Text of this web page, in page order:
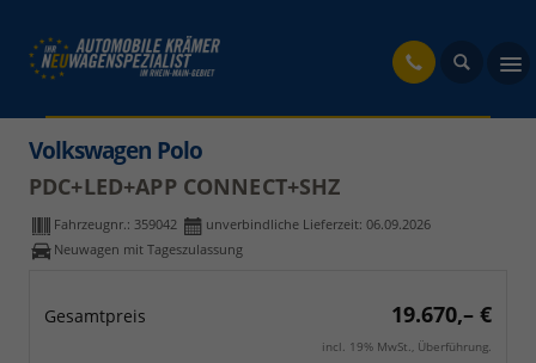
Volkswagen Polo
PDC+LED+APP CONNECT+SHZ
Fahrzeugnr.: 359042 unverbindliche Lieferzeit: 06.09.2026
Neuwagen mit Tageszulassung
Gesamtpreis 19.670,– €
incl. 19% MwSt., Überführung.